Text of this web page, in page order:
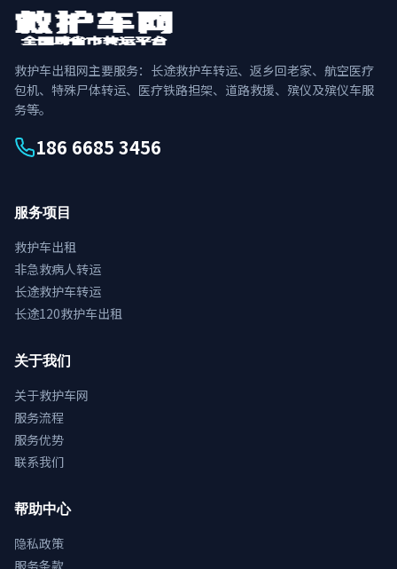
救护车出租网主要服务：长途救护车转运、返乡回老家、航空医疗
包机、特殊尸体转运、医疗铁路担架、道路救援、殡仪及殡仪车服
务等。
186 6685 3456
服务项目
救护车出租
非急救病人转运
长途救护车转运
长途120救护车出租
关于我们
关于救护车网
服务流程
服务优势
联系我们
帮助中心
隐私政策
服务条款